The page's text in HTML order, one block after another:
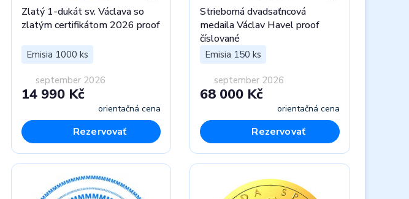
Zlatý 1-dukát sv. Václava so
zlatým certifikátom 2026 proof
Emisia 1000 ks
september 2026
14 990 Kč
orientačná cena
Rezervovať
Strieborná dvadsaťncová
medaila Václav Havel proof
číslované
Emisia 150 ks
september 2026
68 000 Kč
orientačná cena
Rezervovať